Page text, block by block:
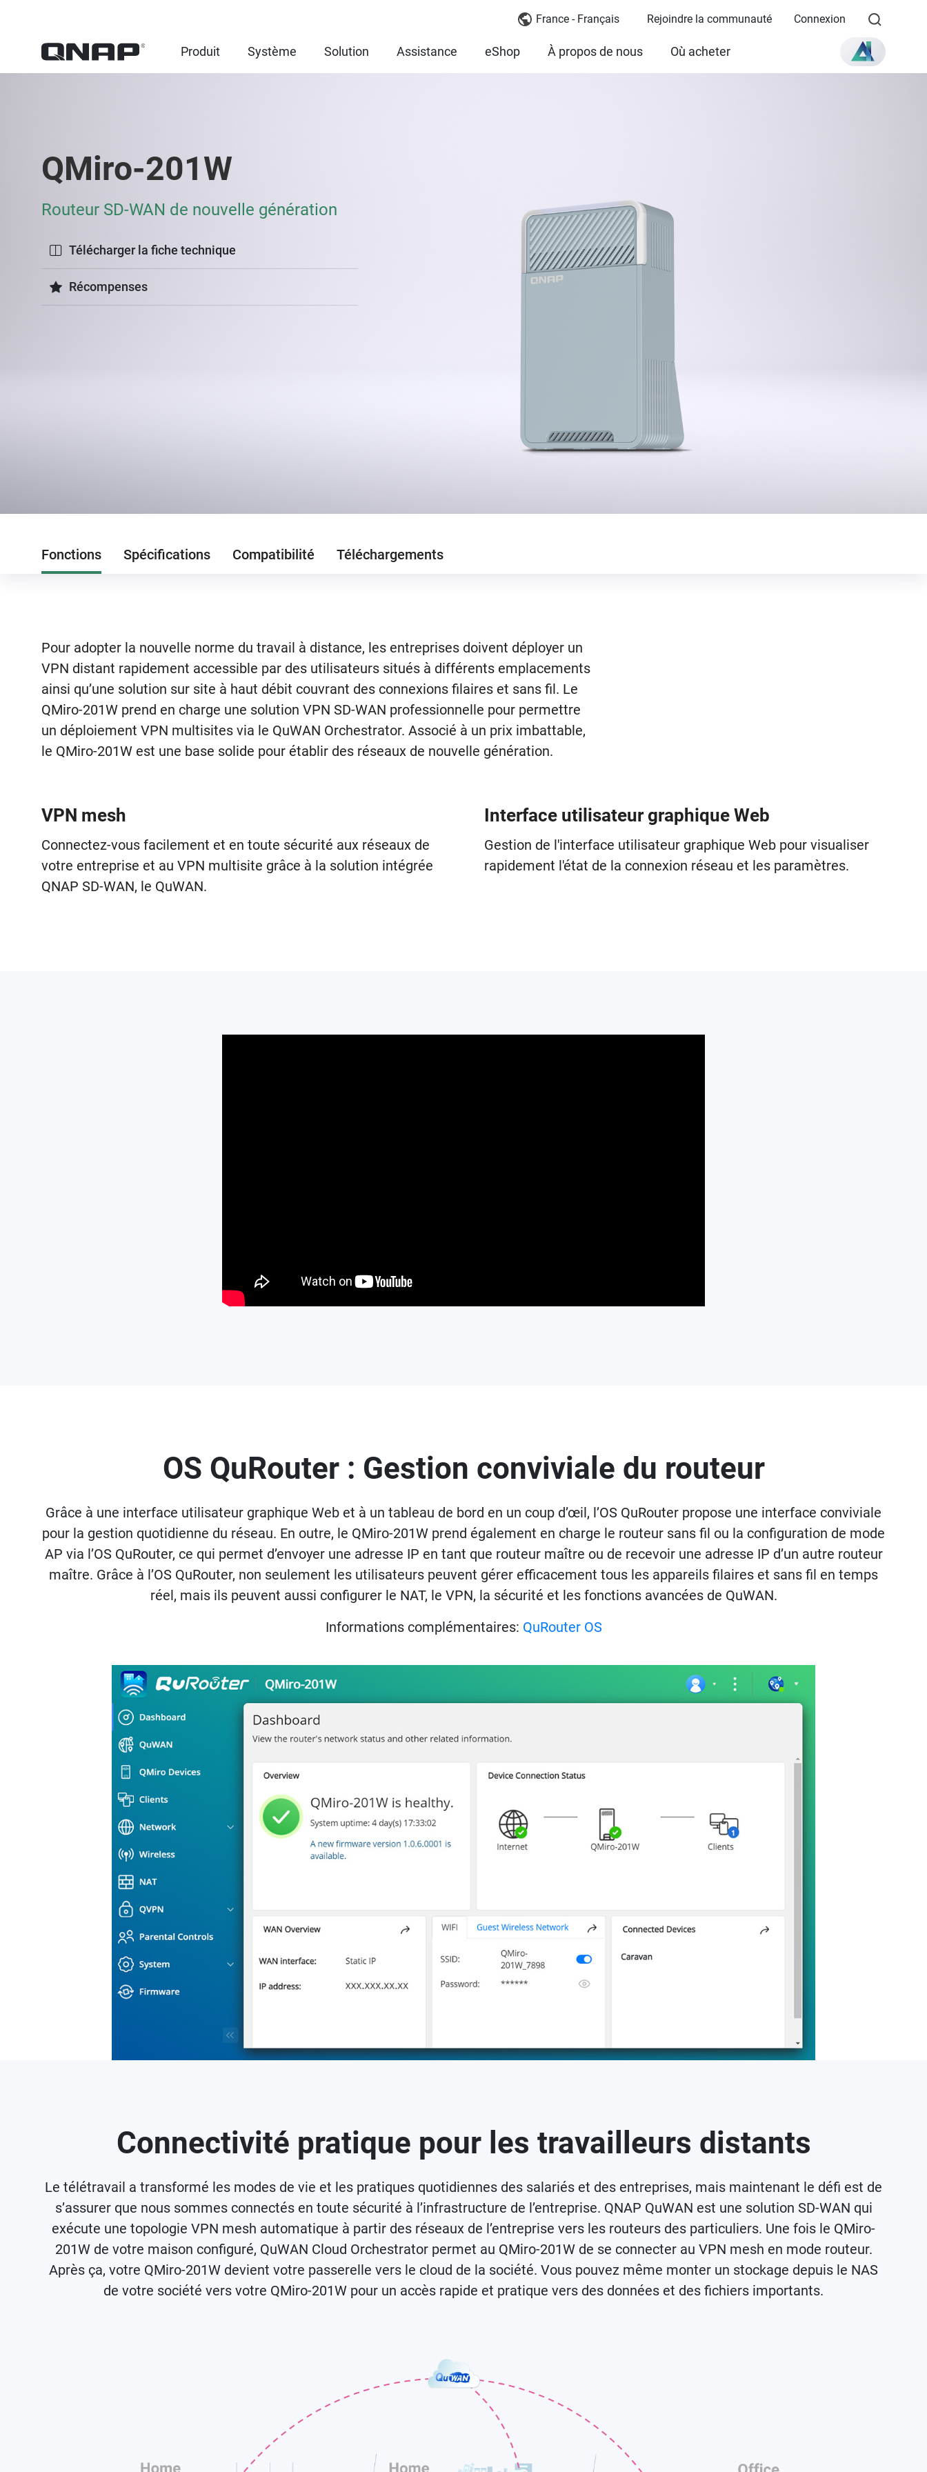
France - Français Rejoindre la communauté Connexion
Produit Système Solution Assistance eShop À propos de nous Où acheter
QMiro-201W
Routeur SD-WAN de nouvelle génération
Télécharger la fiche technique
Récompenses
Fonctions Spécifications Compatibilité Téléchargements
Pour adopter la nouvelle norme du travail à distance, les entreprises doivent déployer un
VPN distant rapidement accessible par des utilisateurs situés à différents emplacements
ainsi qu’une solution sur site à haut débit couvrant des connexions filaires et sans fil. Le
QMiro-201W prend en charge une solution VPN SD-WAN professionnelle pour permettre
un déploiement VPN multisites via le QuWAN Orchestrator. Associé à un prix imbattable,
le QMiro-201W est une base solide pour établir des réseaux de nouvelle génération.
VPN mesh
Connectez-vous facilement et en toute sécurité aux réseaux de
votre entreprise et au VPN multisite grâce à la solution intégrée
QNAP SD-WAN, le QuWAN.
Interface utilisateur graphique Web
Gestion de l'interface utilisateur graphique Web pour visualiser
rapidement l'état de la connexion réseau et les paramètres.
OS QuRouter : Gestion conviviale du routeur
Grâce à une interface utilisateur graphique Web et à un tableau de bord en un coup d’œil, l’OS QuRouter propose une interface conviviale
pour la gestion quotidienne du réseau. En outre, le QMiro-201W prend également en charge le routeur sans fil ou la configuration de mode
AP via l’OS QuRouter, ce qui permet d’envoyer une adresse IP en tant que routeur maître ou de recevoir une adresse IP d’un autre routeur
maître. Grâce à l’OS QuRouter, non seulement les utilisateurs peuvent gérer efficacement tous les appareils filaires et sans fil en temps
réel, mais ils peuvent aussi configurer le NAT, le VPN, la sécurité et les fonctions avancées de QuWAN.
Informations complémentaires: QuRouter OS
Connectivité pratique pour les travailleurs distants
Le télétravail a transformé les modes de vie et les pratiques quotidiennes des salariés et des entreprises, mais maintenant le défi est de
s’assurer que nous sommes connectés en toute sécurité à l’infrastructure de l’entreprise. QNAP QuWAN est une solution SD-WAN qui
exécute une topologie VPN mesh automatique à partir des réseaux de l’entreprise vers les routeurs des particuliers. Une fois le QMiro-
201W de votre maison configuré, QuWAN Cloud Orchestrator permet au QMiro-201W de se connecter au VPN mesh en mode routeur.
Après ça, votre QMiro-201W devient votre passerelle vers le cloud de la société. Vous pouvez même monter un stockage depuis le NAS
de votre société vers votre QMiro-201W pour un accès rapide et pratique vers des données et des fichiers importants.